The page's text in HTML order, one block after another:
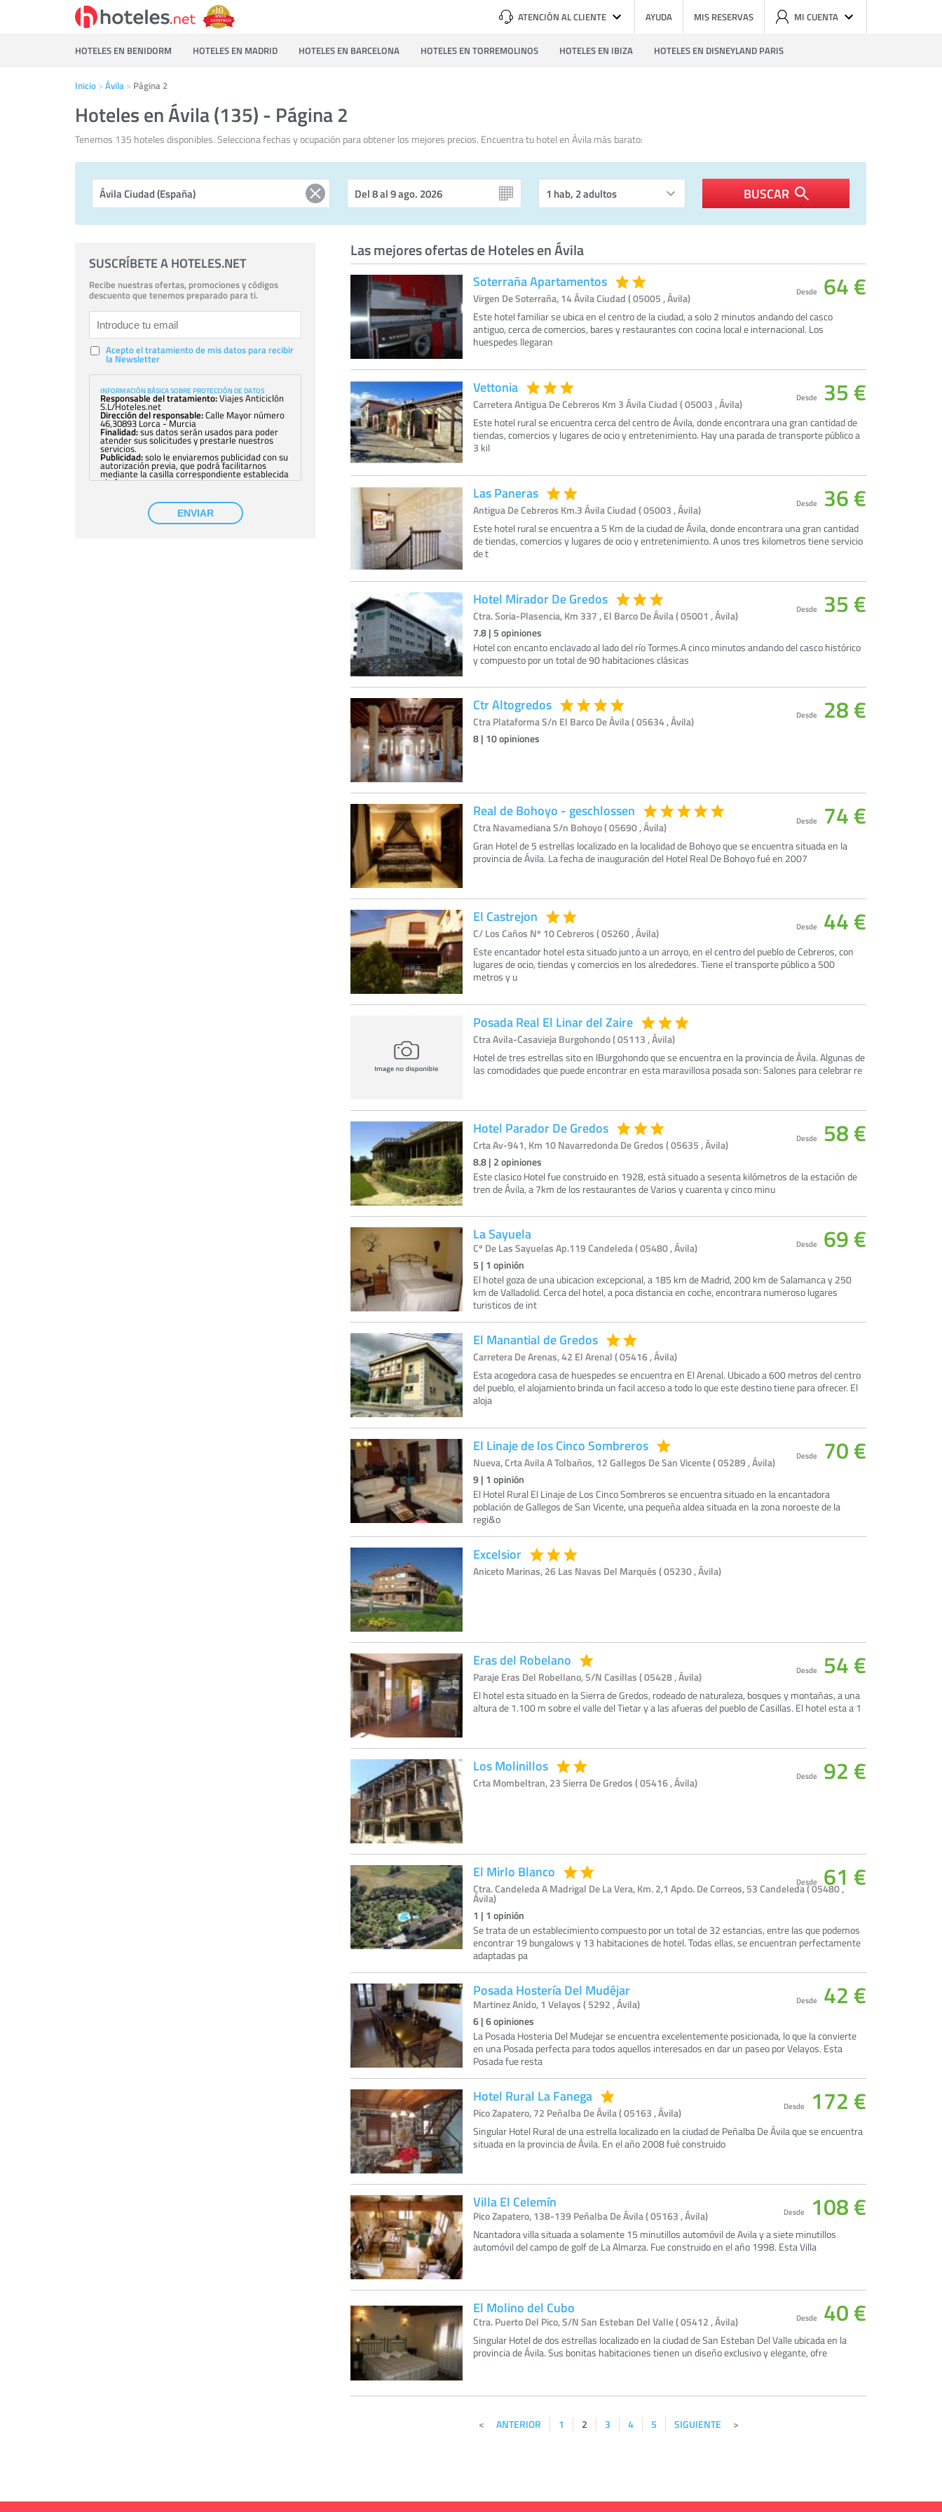
ATENCIÓN AL CLIENTE AYUDA MIS RESERVAS MI CUENTA
HOTELES EN BENIDORM HOTELES EN MADRID HOTELES EN BARCELONA HOTELES EN TORREMOLINOS HOTELES EN IBIZA HOTELES EN DISNEYLAND PARIS
Inicio Ávila Página 2
Hoteles en Ávila (135) - Página 2
Tenemos 135 hoteles disponibles. Selecciona fechas y ocupación para obtener los mejores precios. Encuentra tu hotel en Ávila más barato:
BUSCAR
Las mejores ofertas de Hoteles en Ávila
Soterraña Apartamentos
Virgen De Soterraña, 14 Ávila Ciudad ( 05005 , Ávila)
Este hotel familiar se ubica en el centro de la ciudad, a solo 2 minutos andando del casco
antiguo, cerca de comercios, bares y restaurantes con cocina local e internacional. Los
huespedes llegaran
Desde 64 €
Vettonia
Carretera Antigua De Cebreros Km 3 Ávila Ciudad ( 05003 , Ávila)
Este hotel rural se encuentra cerca del centro de Ávila, donde encontrara una gran cantidad de
tiendas, comercios y lugares de ocio y entretenimiento. Hay una parada de transporte público a
3 kil
Desde 35 €
Las Paneras
Antigua De Cebreros Km.3 Ávila Ciudad ( 05003 , Ávila)
Este hotel rural se encuentra a 5 Km de la ciudad de Ávila, donde encontrara una gran cantidad
de tiendas, comercios y lugares de ocio y entretenimiento. A unos tres kilometros tiene servicio
de t
Desde 36 €
Hotel Mirador De Gredos
Ctra. Soria-Plasencia, Km 337 , El Barco De Ávila ( 05001 , Ávila)
7.8 | 5 opiniones
Hotel con encanto enclavado al lado del río Tormes.A cinco minutos andando del casco histórico
y compuesto por un total de 90 habitaciones clásicas
Desde 35 €
Ctr Altogredos
Ctra Plataforma S/n El Barco De Ávila ( 05634 , Ávila)
8 | 10opiniones
Desde 28 €
Real de Bohoyo - geschlossen
Ctra Navamediana S/n Bohoyo ( 05690 , Ávila)
Gran Hotel de 5 estrellas localizado en la localidad de Bohoyo que se encuentra situada en la
provincia de Ávila. La fecha de inauguración del Hotel Real De Bohoyo fué en 2007
Desde 74 €
El Castrejon
C/ Los Caños Nº 10 Cebreros ( 05260 , Ávila)
Este encantador hotel esta situado junto a un arroyo, en el centro del pueblo de Cebreros, con
lugares de ocio, tiendas y comercios en los alrededores. Tiene el transporte público a 500
metros y u
Desde 44 €
Posada Real El Linar del Zaire
Ctra Avila-Casavieja Burgohondo ( 05113 , Ávila)
Hotel de tres estrellas sito en lBurgohondo que se encuentra en la provincia de Ávila. Algunas de
las comodidades que puede encontrar en esta maravillosa posada son: Salones para celebrar re
Hotel Parador De Gredos
Crta Av-941, Km 10 Navarredonda De Gredos ( 05635 , Ávila)
8.8 | 2 opiniones
Este clasico Hotel fue construido en 1928, está situado a sesenta kilómetros de la estación de
tren de Ávila, a 7km de los restaurantes de Varios y cuarenta y cinco minu
Desde 58 €
La Sayuela
Cº De Las Sayuelas Ap.119 Candeleda ( 05480 , Ávila)
5 | 1 opinión
El hotel goza de una ubicacion excepcional, a 185 km de Madrid, 200 km de Salamanca y 250
km de Valladolid. Cerca del hotel, a poca distancia en coche, encontrara numeroso lugares
turisticos de int
Desde 69 €
El Manantial de Gredos
Carretera De Arenas, 42 El Arenal ( 05416 , Ávila)
Esta acogedora casa de huespedes se encuentra en El Arenal. Ubicado a 600 metros del centro
del pueblo, el alojamiento brinda un facil acceso a todo lo que este destino tiene para ofrecer. El
aloja
El Linaje de los Cinco Sombreros
Nueva, Crta Avila A Tolbaños, 12 Gallegos De San Vicente ( 05289 , Ávila)
9 | 1 opinión
El Hotel Rural El Linaje de Los Cinco Sombreros se encuentra situado en la encantadora
población de Gallegos de San Vicente, una pequeña aldea situada en la zona noroeste de la
regi&o
Desde 70 €
Excelsior
Aniceto Marinas, 26 Las Navas Del Marqués ( 05230 , Ávila)
Eras del Robelano
Paraje Eras Del Robellano, S/N Casillas ( 05428 , Ávila)
El hotel esta situado en la Sierra de Gredos, rodeado de naturaleza, bosques y montañas, a una
altura de 1.100 m sobre el valle del Tietar y a las afueras del pueblo de Casillas. El hotel esta a 1
Desde 54 €
Los Molinillos
Crta Mombeltran, 23 Sierra De Gredos ( 05416 , Ávila) Desde 92 €
El Mirlo Blanco
Ctra. Candeleda A Madrigal De La Vera, Km. 2,1 Apdo. De Correos, 53 Candeleda ( 05480 ,
Ávila)
1 | 1 opinión
Se trata de un establecimiento compuesto por un total de 32 estancias, entre las que podemos
encontrar 19 bungalows y 13 habitaciones de hotel. Todas ellas, se encuentran perfectamente
adaptadas pa
Desde 61 €
Posada Hostería Del Mudéjar
Martinez Anido, 1 Velayos ( 5292 , Ávila)
6 | 6opiniones
La Posada Hosteria Del Mudejar se encuentra excelentemente posicionada, lo que la convierte
en una Posada perfecta para todos aquellos interesados en dar un paseo por Velayos. Esta
Posada fue resta
Desde 42 €
Hotel Rural La Fanega
Pico Zapatero, 72 Peñalba De Ávila ( 05163 , Ávila)
Singular Hotel Rural de una estrella localizado en la ciudad de Peñalba De Ávila que se encuentra
situada en la provincia de Ávila. En el año 2008 fué construido
Desde 172 €
Villa El Celemín
Pico Zapatero, 138-139 Peñalba De Ávila ( 05163 , Ávila)
Ncantadora villa situada a solamente 15 minutillos automóvil de Avila y a siete minutillos
automóvil del campo de golf de La Almarza. Fue construido en el año 1998. Esta Villa
Desde 108 €
El Molino del Cubo
Ctra. Puerto Del Pico, S/N San Esteban Del Valle ( 05412 , Ávila)
Singular Hotel de dos estrellas localizado en la ciudad de San Esteban Del Valle ubicada en la
provincia de Ávila. Sus bonitas habitaciones tienen un diseño exclusivo y elegante, ofre
Desde 40 €
ANTERIOR 1 2 3 4 5 SIGUIENTE
SUSCRÍBETE A HOTELES.NET
Recibe nuestras ofertas, promociones y códigos
descuento que tenemos preparado para ti.
Acepto el tratamiento de mis datos para recibir
la Newsletter
INFORMACIÓN BÁSICA SOBRE PROTECCIÓN DE DATOS
Responsable del tratamiento:Viajes Anticiclón
S.L/Hoteles.net
Dirección del responsable:Calle Mayor número
46,30893 Lorca - Murcia
Finalidad:sus datos serán usados para poder
atender sus solicitudes y prestarle nuestros
servicios.
Publicidad:solo le enviaremos publicidad con su
autorización previa, que podrá facilitarnos
mediante la casilla correspondiente establecida
al efecto.
con su consentimiento previo, que podrá
facilitarnos mediante la casilla correspondiente
establecida al efecto.
Destinatarios:con carácter general, sólo el
ENVIAR